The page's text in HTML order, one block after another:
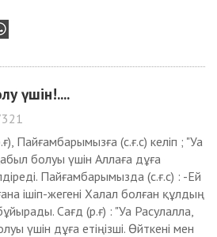
үшін!....
Пайғамбарымызға (с.ғ.с) келіп ; "Уа
болуы үшін Аллаға дұға
Пайғамбарымызда (с.ғ.с) : -Ей
ішіп-жегені Халал болған құлдың
Сағд (р.ғ) : "Уа Расулалла,
үшін дұға етіңізші. Өйткені мен